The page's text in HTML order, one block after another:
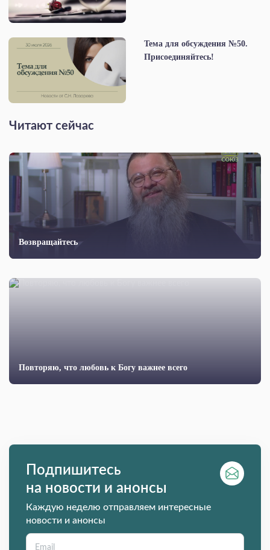
Тема для обсуждения №50.
Присоединяйтесь!
Читают сейчас
Возвращайтесь
Повторяю, что любовь к Богу важнее всего
Подпишитесь
на новости и анонсы
Каждую неделю отправляем интересные
новости и анонсы